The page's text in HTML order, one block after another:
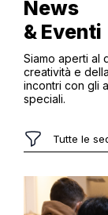
News
& Eventi
Siamo aperti al
creatività e
incontri con gli
speciali.